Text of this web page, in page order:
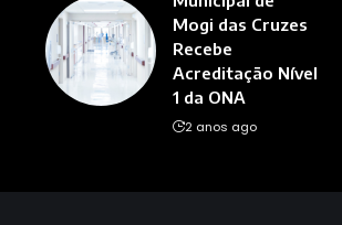
Mogi das Cruzes
Recebe
Acreditação Nível
1 da ONA
2 anos ago